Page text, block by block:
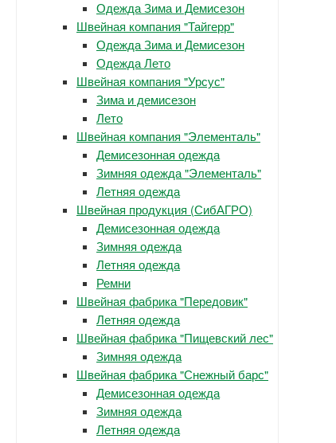
Одежда Зима и Демисезон
Швейная компания "Тайгерр"
Одежда Зима и Демисезон
Одежда Лето
Швейная компания "Урсус"
Зима и демисезон
Лето
Швейная компания "Элементаль"
Демисезонная одежда
Зимняя одежда "Элементаль"
Летняя одежда
Швейная продукция (СибАГРО)
Демисезонная одежда
Зимняя одежда
Летняя одежда
Ремни
Швейная фабрика "Передовик"
Летняя одежда
Швейная фабрика "Пищевский лес"
Зимняя одежда
Швейная фабрика "Снежный барс"
Демисезонная одежда
Зимняя одежда
Летняя одежда